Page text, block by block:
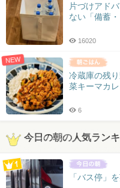
片づけアド
ない「備蓄
16020
NEW
冷蔵庫の残
菜キーマカレ
6
今日の朝の人気ラン
「バス停」